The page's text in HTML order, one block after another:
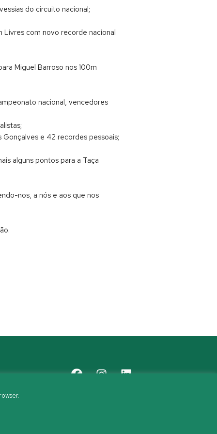
do circuito nacional;
Livres com novo recorde nacional
Miguel Barroso nos 100m
nacional, vencedores
Gonçalves e 42 recordes pessoais;
alguns pontos para a Taça
nos, a nós e aos que nos